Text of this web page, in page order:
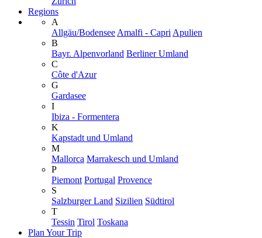
Regions
A
Allgäu/Bodensee Amalfi - Capri Apulien
B
Bayr. Alpenvorland Berliner Umland
C
Côte d'Azur
G
Gardasee
I
Ibiza - Formentera
K
Kapstadt und Umland
M
Mallorca Marrakesch und Umland
P
Piemont Portugal Provence
S
Salzburger Land Sizilien Südtirol
T
Tessin Tirol Toskana
Plan Your Trip